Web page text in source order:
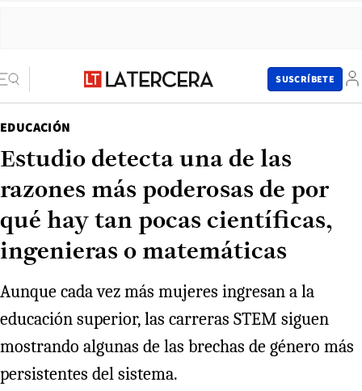
SUSCRÍBETE
EDUCACIÓN
Estudio detecta una de las
razones más poderosas de por
qué hay tan pocas científicas,
ingenieras o matemáticas
Aunque cada vez más mujeres ingresan a la
educación superior, las carreras STEM siguen
mostrando algunas de las brechas de género más
persistentes del sistema.